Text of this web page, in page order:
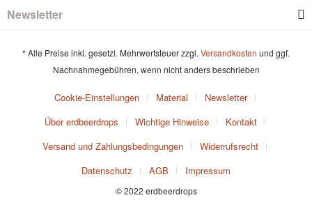
Newsletter
* Alle Preise inkl. gesetzl. Mehrwertsteuer zzgl. Versandkosten und ggf.
Nachnahmegebühren, wenn nicht anders beschrieben
Cookie-Einstellungen Material
Newsletter
Über erdbeerdrops
Wichtige Hinweise
Kontakt
Versand und Zahlungsbedingungen
Widerrufsrecht
Datenschutz
AGB Impressum
© 2022 erdbeerdrops